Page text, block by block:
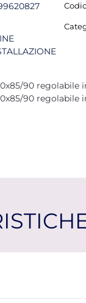
90 regolabile
90 regolabile